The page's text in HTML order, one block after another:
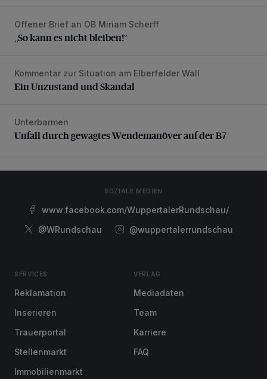
„So kann es nicht bleiben!“
Offener Brief an OB Miriam Scherff
„So kann es nicht bleiben!“
Ein Unzustand und Skandal
Kommentar zur Situation am Elberfelder Wall
Ein Unzustand und Skandal
Unfall durch gewagtes Wendemanöver auf der B7
Unterbarmen
Unfall durch gewagtes Wendemanöver auf der B7
SOZIALE MEDIEN
www.facebook.com/WuppertalerRundschau/
@WRundschau
@wuppertalerrundschau
SERVICES
Reklamation
Inserieren
Trauerportal
Stellenmarkt
Immobilienmarkt
VERLAG
Mediadaten
Team
Karriere
FAQ